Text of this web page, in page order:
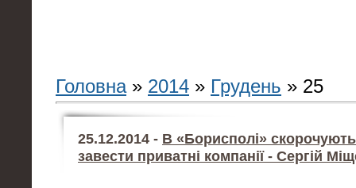
Головна» 2014 » Грудень » 25
25.12.2014 - В «Борисполі»
завести приватні компанії - Сергій